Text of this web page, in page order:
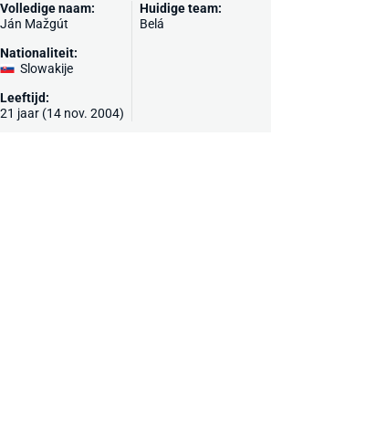
Volledige naam:
Ján Mažgút
Nationaliteit:
Slowakije
Leeftijd:
21 jaar (14 nov. 2004)
Huidige team:
Belá